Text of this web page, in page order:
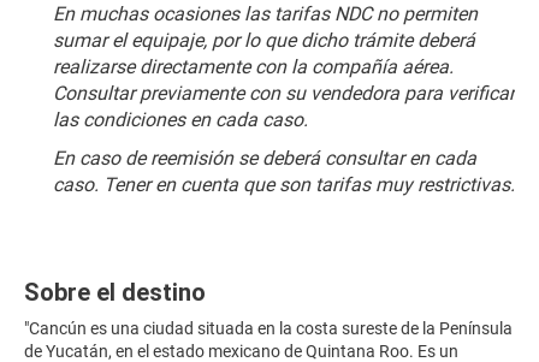
En muchas ocasiones las tarifas NDC no permiten
sumar el equipaje, por lo que dicho trámite deberá
realizarse directamente con la compañía aérea.
Consultar previamente con su vendedora para verificar
las condiciones en cada caso.
En caso de reemisión se deberá consultar en cada
caso. Tener en cuenta que son tarifas muy restrictivas.
Sobre el destino
"Cancún es una ciudad situada en la costa sureste de la Península
de Yucatán, en el estado mexicano de Quintana Roo. Es un